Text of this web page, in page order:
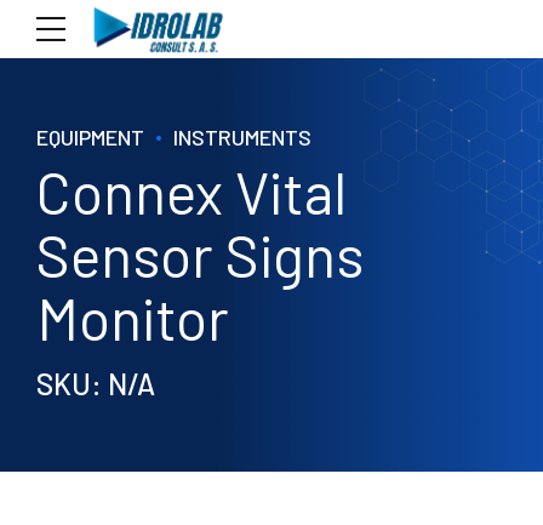
EQUIPMENT INSTRUMENTS
Connex Vital
Sensor Signs
Monitor
SKU: N/A